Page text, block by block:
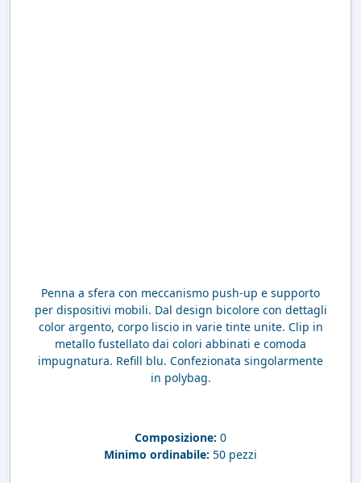
Penna a sfera con meccanismo push-up e supporto
per dispositivi mobili. Dal design bicolore con dettagli
color argento, corpo liscio in varie tinte unite. Clip in
metallo fustellato dai colori abbinati e comoda
impugnatura. Refill blu. Confezionata singolarmente
in polybag.
Composizione: 0
Minimo ordinabile: 50 pezzi